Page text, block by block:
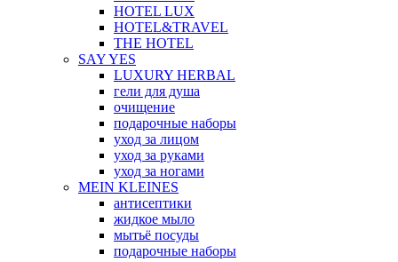
HOTEL LUX
HOTEL&TRAVEL
THE HOTEL
SAY YES
LUXURY HERBAL
гели для душа
очищение
подарочные наборы
уход за лицом
уход за руками
уход за ногами
MEIN KLEINES
антисептики
жидкое мыло
мытьё посуды
подарочные наборы